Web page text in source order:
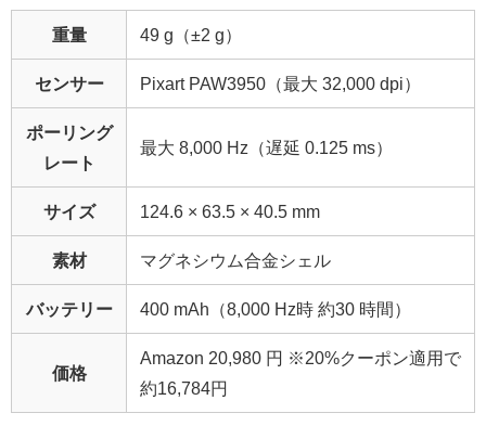
重量 49 g（±2 g）
センサー Pixart PAW3950（最大 32,000 dpi）
ポーリング
レート
最大 8,000 Hz（遅延 0.125 ms）
サイズ 124.6 × 63.5 × 40.5 mm
素材 マグネシウム合金シェル
バッテリー 400 mAh（8,000 Hz時 約30 時間）
価格
Amazon 20,980 円 ※20%クーポン適用で
約16,784円